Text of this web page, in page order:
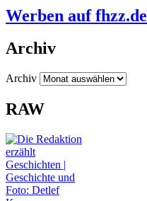
Werben auf fhzz.de
Archiv
Archiv
RAW